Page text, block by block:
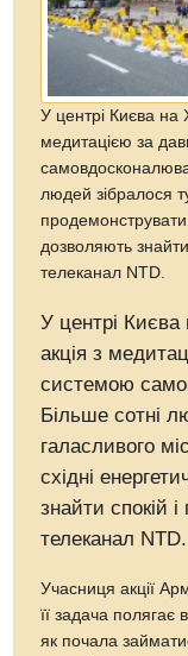
У центрі Києва на
медитацією за
людей зібралося
дозволяють
телеканал NTD.
У центрі
акція з
системою
Більше сотні
галасливого
східні
знайти спокій
телеканал NTD.
Учасниця акції
її задача полягає
як почала